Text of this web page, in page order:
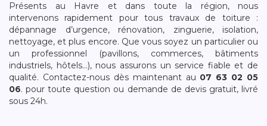
Présents au Havre et dans toute la région, nous
intervenons rapidement pour tous travaux de toiture :
dépannage d’urgence, rénovation, zinguerie, isolation,
nettoyage, et plus encore. Que vous soyez un particulier ou
un professionnel (pavillons, commerces, bâtiments
industriels, hôtels…), nous assurons un service fiable et de
qualité. Contactez-nous dès maintenant au 07 63 02 05
06. pour toute question ou demande de devis gratuit, livré
sous 24h.